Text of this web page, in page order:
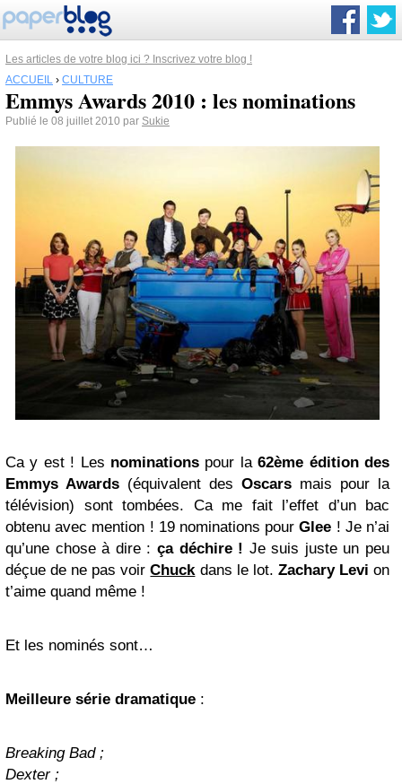
Les articles de votre blog ici ? Inscrivez votre blog !
ACCUEIL › CULTURE
Emmys Awards 2010 : les nominations
Publié le 08 juillet 2010 par Sukie
Ca y est ! Les nominations pour la62ème édition des
Emmys Awards (équivalent des Oscars mais pour la
télévision) sont tombées. Ca me fait l’effet d’un bac
obtenu avec mention ! 19 nominations pourGlee ! Je n’ai
qu’une chose à dire : ça déchire ! Je suis juste un peu
déçue de ne pas voirChuckdans le lot. Zachary Levi on
t’aime quand même !
Et les nominés sont…
Meilleure série dramatique :
Breaking Bad ;
Dexter ;